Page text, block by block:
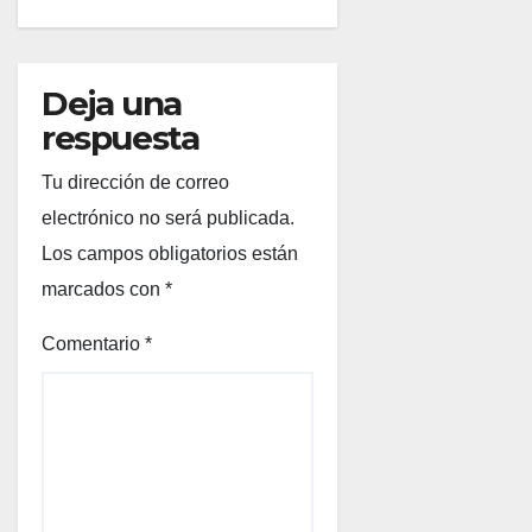
Deja una
respuesta
Tu dirección de correo
electrónico no será publicada.
Los campos obligatorios están
marcados con *
Comentario *